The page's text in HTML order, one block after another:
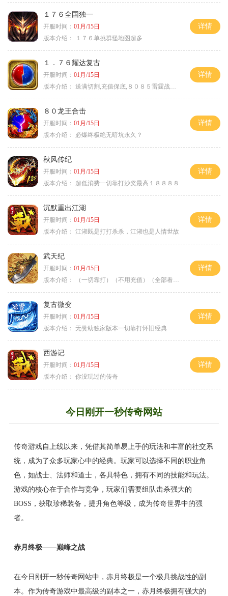
１７６全国独一
开服时间： 01月/15日
版本介绍：
１７６单挑群怪地图超多
详情
１．７６耀达复古
开服时间： 01月/15日
版本介绍： 送满切割,充值保底,８０８５雷霆战神微变
详情
８０龙王合击
开服时间： 01月/15日
版本介绍：
必爆终极绝无暗坑永久？
详情
秋风传纪
开服时间： 01月/15日
版本介绍：
超低消费一切靠打沙奖最高１８８８８
详情
沉默重出江湖
开服时间： 01月/15日
版本介绍： 江湖既是打打杀杀，江湖也是人情世故
详情
武天纪
开服时间： 01月/15日
版本介绍：
（一切靠打）（不用充值）（全部看脸）
详情
复古微变
开服时间： 01月/15日
版本介绍： 无赞助独家版本一切靠打怀旧经典
详情
西游记
开服时间： 01月/15日
版本介绍： 你没玩过的传奇
详情
今日刚开一秒传奇网站
传奇游戏自上线以来，凭借其简单易上手的玩法和丰富的社交系
统，成为了众多玩家心中的经典。玩家可以选择不同的职业角
色，如战士、法师和道士，各具特色，拥有不同的技能和玩法。
游戏的核心在于合作与竞争，玩家们需要组队击杀强大的
BOSS，获取珍稀装备，提升角色等级，成为传奇世界中的强
者。
赤月终极——巅峰之战
在今日刚开一秒传奇网站中，赤月终极是一个极具挑战性的副
本。作为传奇游戏中最高级的副本之一，赤月终极拥有强大的